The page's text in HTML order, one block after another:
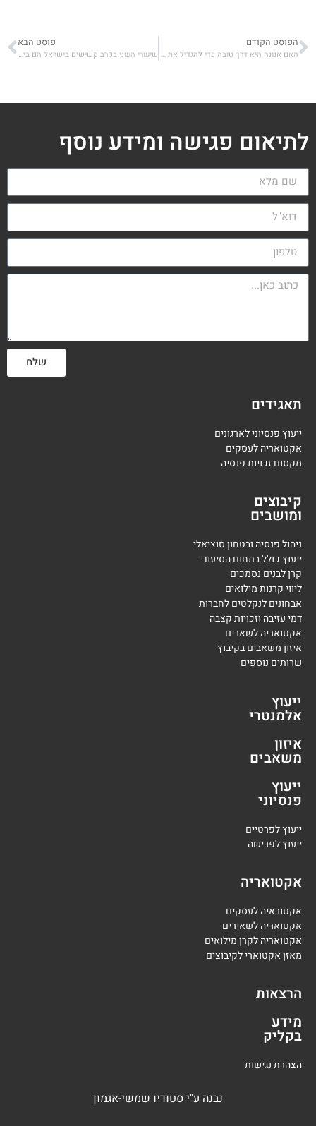
הפוסט הקודם
האם אנונה היא דרך טובה כדי להגדיל את פנסיית הזקנה
פוסט הבא
שיעורי העוני בקרב קשישים בישראל הם בין הנמוכים בעולם המפותח
לתיאום פגישה ומידע נוסף
שלח
תאגידים
ייעוץ פנסיוני לארגונים
אקטואריה לעסקים
מקסום זכויות פנסיה
קיבוצים
ומושבים
ניהול פנסיה ובטחון סוציאלי
ייעוץ כולל בתחום הסיעוד
קרן לבנים נסמכים
ליווי קרנות מילואים
אבחונים לנקלטים לחברות
דמי עזיבה וזכויות קצבה
אקטואריה לשארים
איזון משאבים בקיבוץ
שרותים נוספים
ייעוץ
אלמנטרי
איזון
משאבים
ייעוץ
פנסיוני
ייעוץ לפרטיים
ייעוץ לפרישה
אקטואריה
אקטוראיה לעסקים
אקטואריה לשאירים
אקטואריה לקרן מילואים
מאזן אקטוארי לקיבוצים
הרצאות
מידע
בקליק
הצהרת נגישות
נבנה ע"י סטודיו שמשי-אגמון